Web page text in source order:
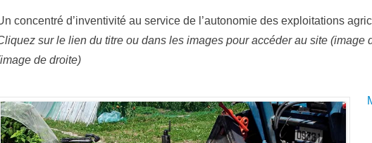
concentré d’inventivité au service de l’autonomie des exploitations
sur le lien du titre ou dans les images pour accéder au site
de droite)